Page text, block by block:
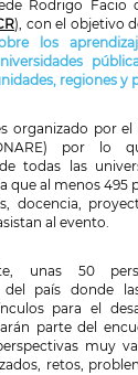
Rodrigo Facio
), con el objetivo
los
regiones y
organizado por
por lo
todas las
que al menos 495
docencia,
al evento.
unas 50
del país
donde
para el
parte del
muy
retos,